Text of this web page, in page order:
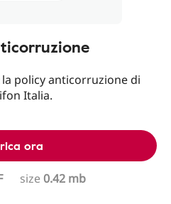
policy anticorruzione di
Italia.
ora
size 0.42 mb